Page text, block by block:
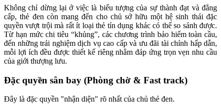
Không chỉ dừng lại ở việc là biểu tượng của sự thành đạt và đẳng
cấp, thẻ đen còn mang đến cho chủ sở hữu một hệ sinh thái đặc
quyền vượt trội mà rất ít loại thẻ tín dụng khác có thể so sánh được.
Từ hạn mức chi tiêu “khủng”, các chương trình bảo hiểm toàn cầu,
đến những trải nghiệm dịch vụ cao cấp và ưu đãi tài chính hấp dẫn,
mỗi lợi ích đều được thiết kế riêng nhằm đáp ứng trọn vẹn nhu cầu
của giới thượng lưu.
Đặc quyền sân bay (Phòng chờ & Fast track)
Đây là đặc quyền "nhận diện" rõ nhất của chủ thẻ đen.